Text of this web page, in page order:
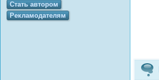
Стать автором
Рекламодателям